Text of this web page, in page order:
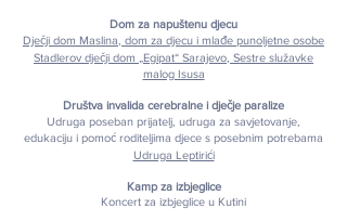
Dom za napuštenu djecu
Dječji dom Maslina, dom za djecu i mlađe punoljetne osobe
Stadlerov dječji dom „Egipat“ Sarajevo, Sestre služavke
malog Isusa
Društva invalida cerebralne i dječje paralize
Udruga poseban prijatelj, udruga za savjetovanje,
edukaciju i pomoć roditeljima djece s posebnim potrebama
Udruga Leptirići
Kamp za izbjeglice
Koncert za izbjeglice u Kutini